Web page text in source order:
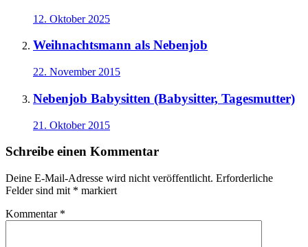
12. Oktober 2025
Weihnachtsmann als Nebenjob
22. November 2015
Nebenjob Babysitten (Babysitter, Tagesmutter)
21. Oktober 2015
Schreibe einen Kommentar
Deine E-Mail-Adresse wird nicht veröffentlicht. Erforderliche
Felder sind mit * markiert
Kommentar *